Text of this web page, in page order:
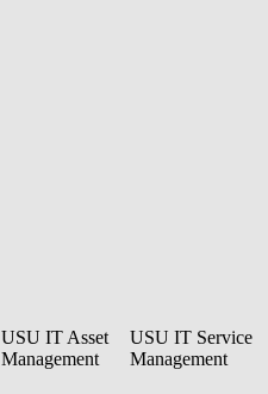
USU IT Asset
Management
USU IT Service
Management